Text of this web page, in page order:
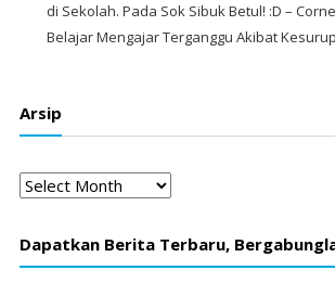
di Sekolah. Pada Sok Sibuk Betul! :D –
Belajar Mengajar Terganggu Akibat
Arsip
Arsip
Dapatkan Berita Terbaru,